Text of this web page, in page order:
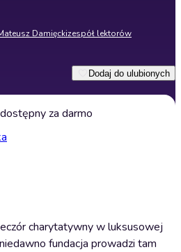
Damięckizespół lektorów
Dodaj do ulubionych
za darmo
charytatywny w luksusowej
fundacja prowadzi tam